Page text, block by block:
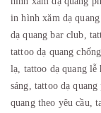
in hình xăm dạ
dạ quang bar club,
tattoo dạ quang
lạ, tattoo dạ quang
sáng, tattoo dạ
quang theo yêu cầu,